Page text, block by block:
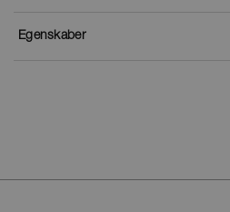
Egenskaber